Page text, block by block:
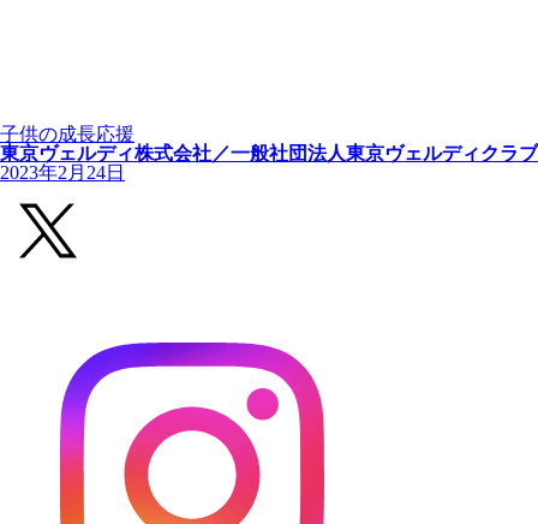
子供の成長応援
東京ヴェルディ株式会社／一般社団法人東京ヴェルディクラブ
2023年2月24日